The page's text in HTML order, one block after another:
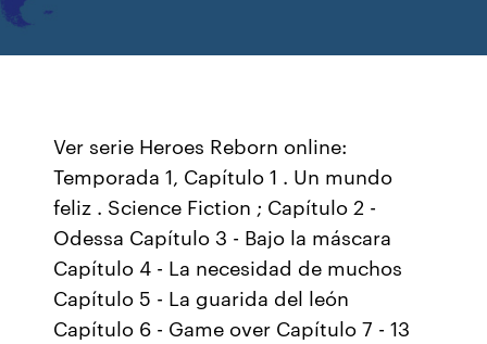
Ver serie Heroes Reborn online:
Temporada 1, Capítulo 1 . Un mundo
feliz . Science Fiction ; Capítulo 2 -
Odessa Capítulo 3 - Bajo la máscara
Capítulo 4 - La necesidad de muchos
Capítulo 5 - La guarida del león
Capítulo 6 - Game over Capítulo 7 - 13